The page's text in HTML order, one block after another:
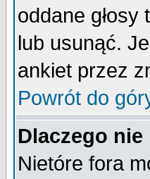
oddane
lub usunąć.
ankiet przez
Powrót do
Dlaczego
Nietóre fora